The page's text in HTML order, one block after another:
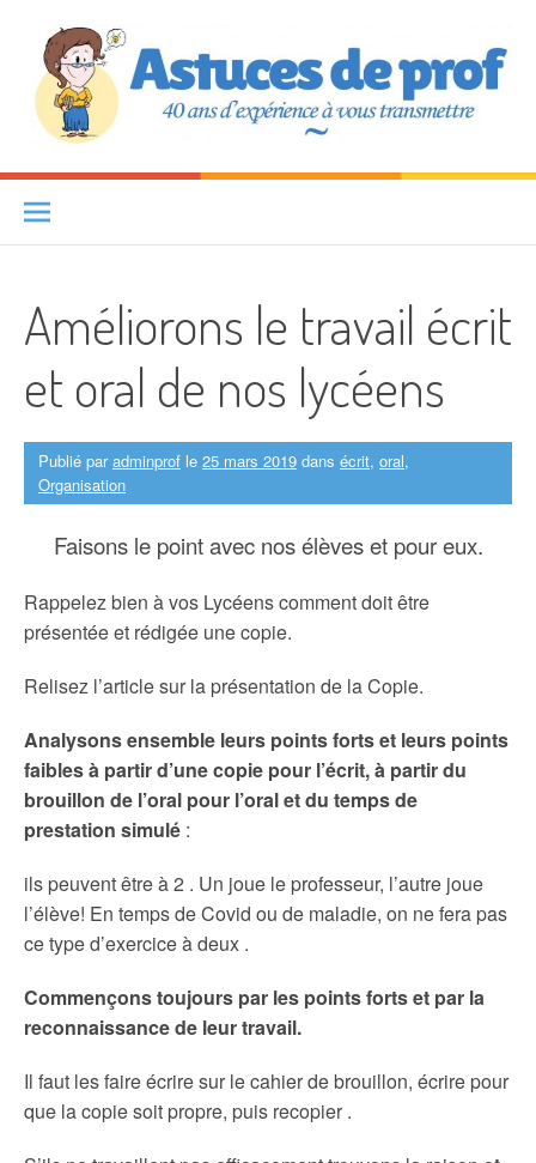
Astuces de prof
Améliorons le travail écrit
et oral de nos lycéens
Publié paradminprof le 25 mars 2019 dans écrit, oral,
Organisation
Faisons le point avec nos élèves et pour eux.
Rappelez bien à vos Lycéens comment doit être
présentée et rédigée une copie.
Relisez l’article sur la présentation de la Copie.
Analysons ensemble leurs points forts et leurs points
faibles à partir d’une copie pour l’écrit, à partir du
brouillon de l’oral pour l’oral et du temps de
prestation simulé :
ils peuvent être à 2 . Un joue le professeur, l’autre joue
l’élève! En temps de Covid ou de maladie, on ne fera pas
ce type d’exercice à deux .
Commençons toujours par les points forts et par la
reconnaissance de leur travail.
Il faut les faire écrire sur le cahier de brouillon, écrire pour
que la copie soit propre, puis recopier .